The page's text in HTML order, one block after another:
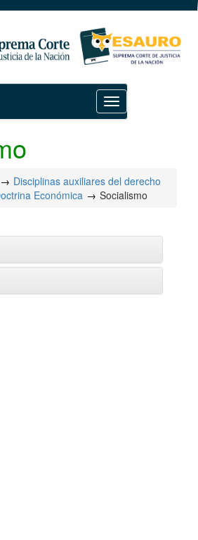
Toggle
navigation
Disciplinas auxiliares del derecho
Económica Socialismo